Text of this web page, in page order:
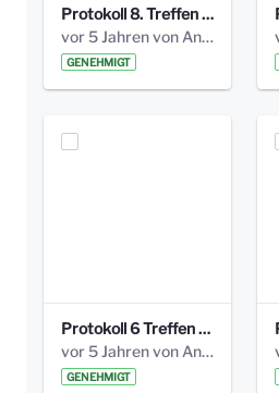
Protokoll 8. Treffen 20150330 AG Bismarckplatz.pdf
vor 5 Jahren von Anni Schlumberger
GENEHMIGT
Protokoll 6 Treffen 20150205 AG Bismarckplatz.pdf
vor 5 Jahren von Anni Schlumberger
GENEHMIGT